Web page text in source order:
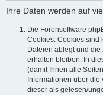
Ihre Daten werden auf
Die Forensoftware
Cookies. Cookies sind
Dateien ablegt und
erhalten bleiben. In
(damit Ihnen alle
Informationen über
dieser als gelesen/